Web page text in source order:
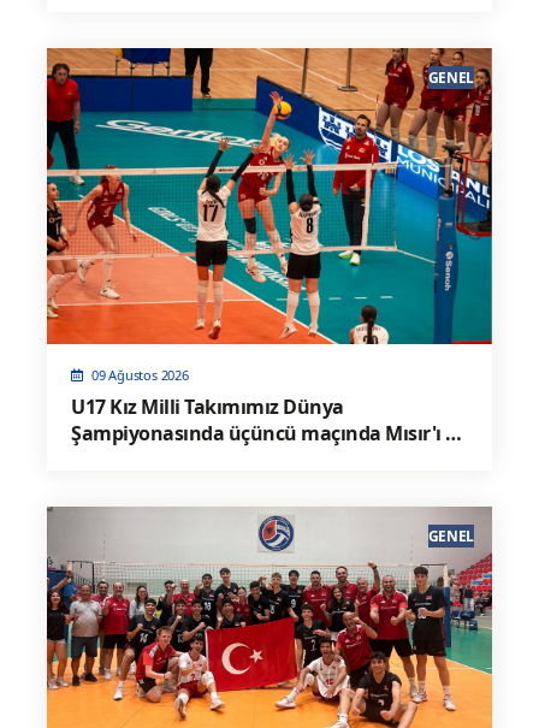
09 Ağustos 2026
U17 Kız Milli Takımımız Dünya
Şampiyonasında üçüncü maçında Mısır'ı 3-
GENEL
GENEL